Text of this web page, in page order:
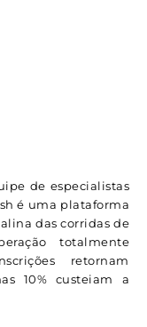
de especialistas
é uma plataforma
das corridas de
totalmente
retornam
10% custeiam a